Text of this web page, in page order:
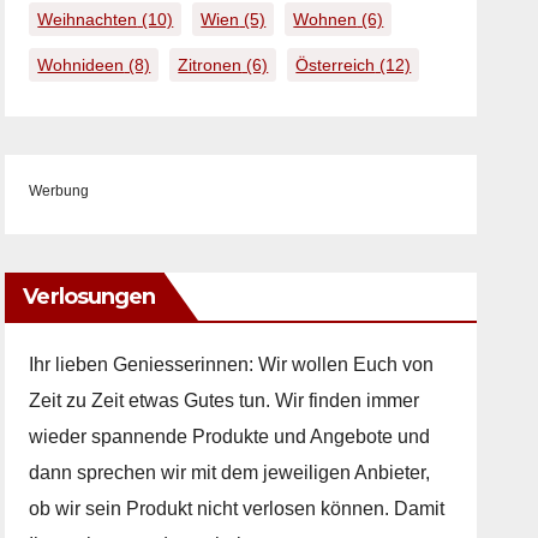
Weihnachten (10) Wien (5) Wohnen (6)
Wohnideen (8) Zitronen (6) Österreich (12)
Werbung
Verlosungen
Ihr lieben Geniesserinnen: Wir wollen Euch von
Zeit zu Zeit etwas Gutes tun. Wir finden immer
wieder spannende Produkte und Angebote und
dann sprechen wir mit dem jeweiligen Anbieter,
ob wir sein Produkt nicht verlosen können. Damit